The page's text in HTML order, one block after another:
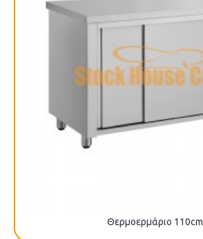
Θερμοερμάριο 110cm